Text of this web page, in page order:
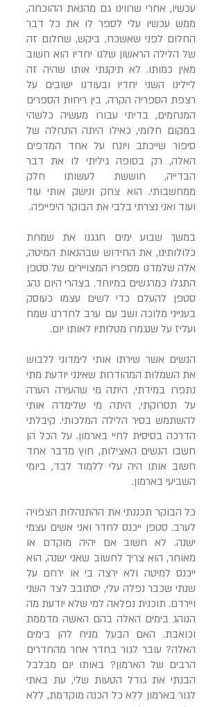
עכשיו, אחרי שרווינו גם מהנאת ההוכחה,
ממש עכשיו עלי לספר לו את כל דבר
החלום לפני שאשכח, ביקש, שחלום זה
של הלילה הראשון שלנו יחדיו הוא חשוב
מאין כמותו. לא תיקנתי אותו שהיה זה
ליילינו השני יחדיו ובעודנו ישובים על
רצפת הספריה הקרה, בין ריחות הספרים
המנחמים, בדיתי עבורו מעשיה כלשהי
במקום חלומי, כאילו היתה התחלה של
סיפור שייכתב ויונח על אחד המדפים
האלה, רק בסופה גיליתי לו את דבר
הבדייה, חוששת לעשותו חלק
ממחשבותי. הוא צחק ונישק אותי עוד
ועוד ואני נצרתי בלבי את הבוקר היפייפה.
במשך שבוע ימים חגגנו את שמחת
כלולותינו, את החידוש שבהנאות המיטה,
אלה שלמדנו מספריו המצויירים של סטפן
התגלו כמרגשים במיוחד. בצהרי היום נהג
סטפן להעלם כדי לשים עצמו כעוסק
בענייני מלוכה ושב עם ערב לחדרנו שמח
ועליז על שנגמרו מטלותיו לאותו יום.
הנשים אשר שירתו אותי לימדוני ללבוש
את השמלות המהודרות שאינני יודעת מתי
נתפרו במידתי, היתה מי שהעירה הערה
על תסרוקתי, היתה מי שלימדה אותי
להשתמש בסיר הלילה המלכותי. קיבלתי
הדרכה בסיסית לחיי בארמון. על הכל הן
חשבו הנשים האצילות, חוץ מדבר אחד
חשוב אותו היה עלי ללמוד לבד, ביומי
השביעי בארמון.
כל הבוקר תכננתי את ההתנהלות הצפויה
לערב. סטפן ייכנס לחדר ואני אשים עצמי
ישנה. לא חשוב אם יהיה מוקדם או
מאוחר, הוא צריך לחשוב שאני ישנה, הוא
ייכנס למיטה ולא ירצה בי או ירחם על
שנתי שכבר נפלה עלי, יסתובב לצד השני
ויירדם. תוכנית נפלאה למי שלא יודעת מה
הנוהג בימים האלה בהם האשה מדממת
וכואבת. האם הבעל מניח להן בימים
האלה? עובר לגור בחדר אחר מהחדרים
הרבים של הארמון? באותו יום מבלבל
הבנתי את גודל הטעות שלי, עת באתי
לגור בארמון ללא כל הכנה מוקדמת, ללא